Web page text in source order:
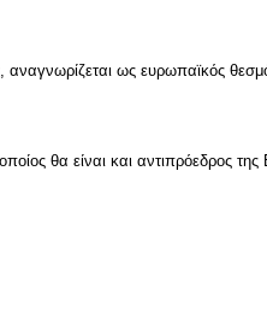
ως ευρωπαϊκός
θα είναι και αντιπρόεδρος